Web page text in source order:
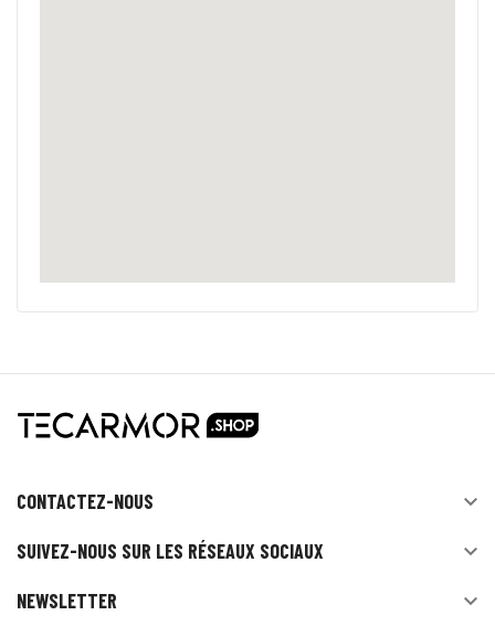
CONTACTEZ-NOUS 
SUIVEZ-NOUS SUR LES RÉSEAUX SOCIAUX 
NEWSLETTER 